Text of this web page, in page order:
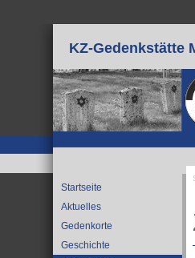
KZ-Gedenkstätte
Startseite
Aktuelles
Gedenkorte
Geschichte